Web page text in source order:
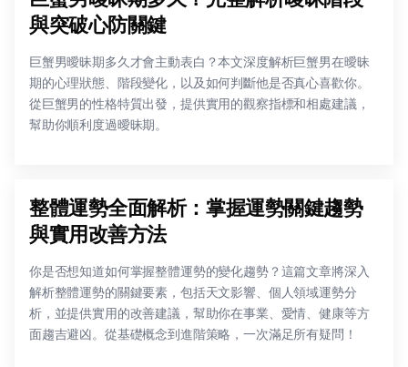
與突破心防關鍵
巨蟹男曖昧期多久才會主動表白？本文深度解析巨蟹男在曖昧
期的心理狀態、階段變化，以及如何判斷他是否真心喜歡你。
從巨蟹男的性格特質出發，提供實用的觀察指標和相處建議，
幫助你順利度過曖昧期。
整體運勢全面解析：掌握運勢關鍵趨勢
與實用改善方法
你是否想知道如何掌握整體運勢的變化趨勢？這篇文章將深入
解析整體運勢的關鍵要素，包括天文影響、個人領域運勢分
析，並提供實用的改善建議，幫助你在事業、愛情、健康等方
面趨吉避凶。從基礎概念到進階策略，一次滿足所有疑問！